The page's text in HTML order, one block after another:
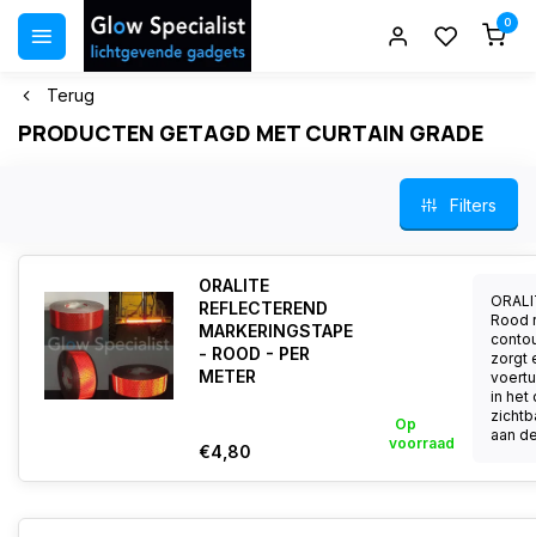
0
Terug
PRODUCTEN GETAGD MET CURTAIN GRADE
Filters
ORALITE
REFLECTEREND
MARKERINGSTAPE
- ROOD - PER
METER
€4,80
Op
voorraad
Rood
zorgt
in het
aan